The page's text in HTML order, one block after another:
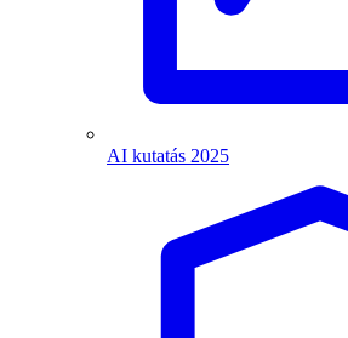
AI kutatás 2025